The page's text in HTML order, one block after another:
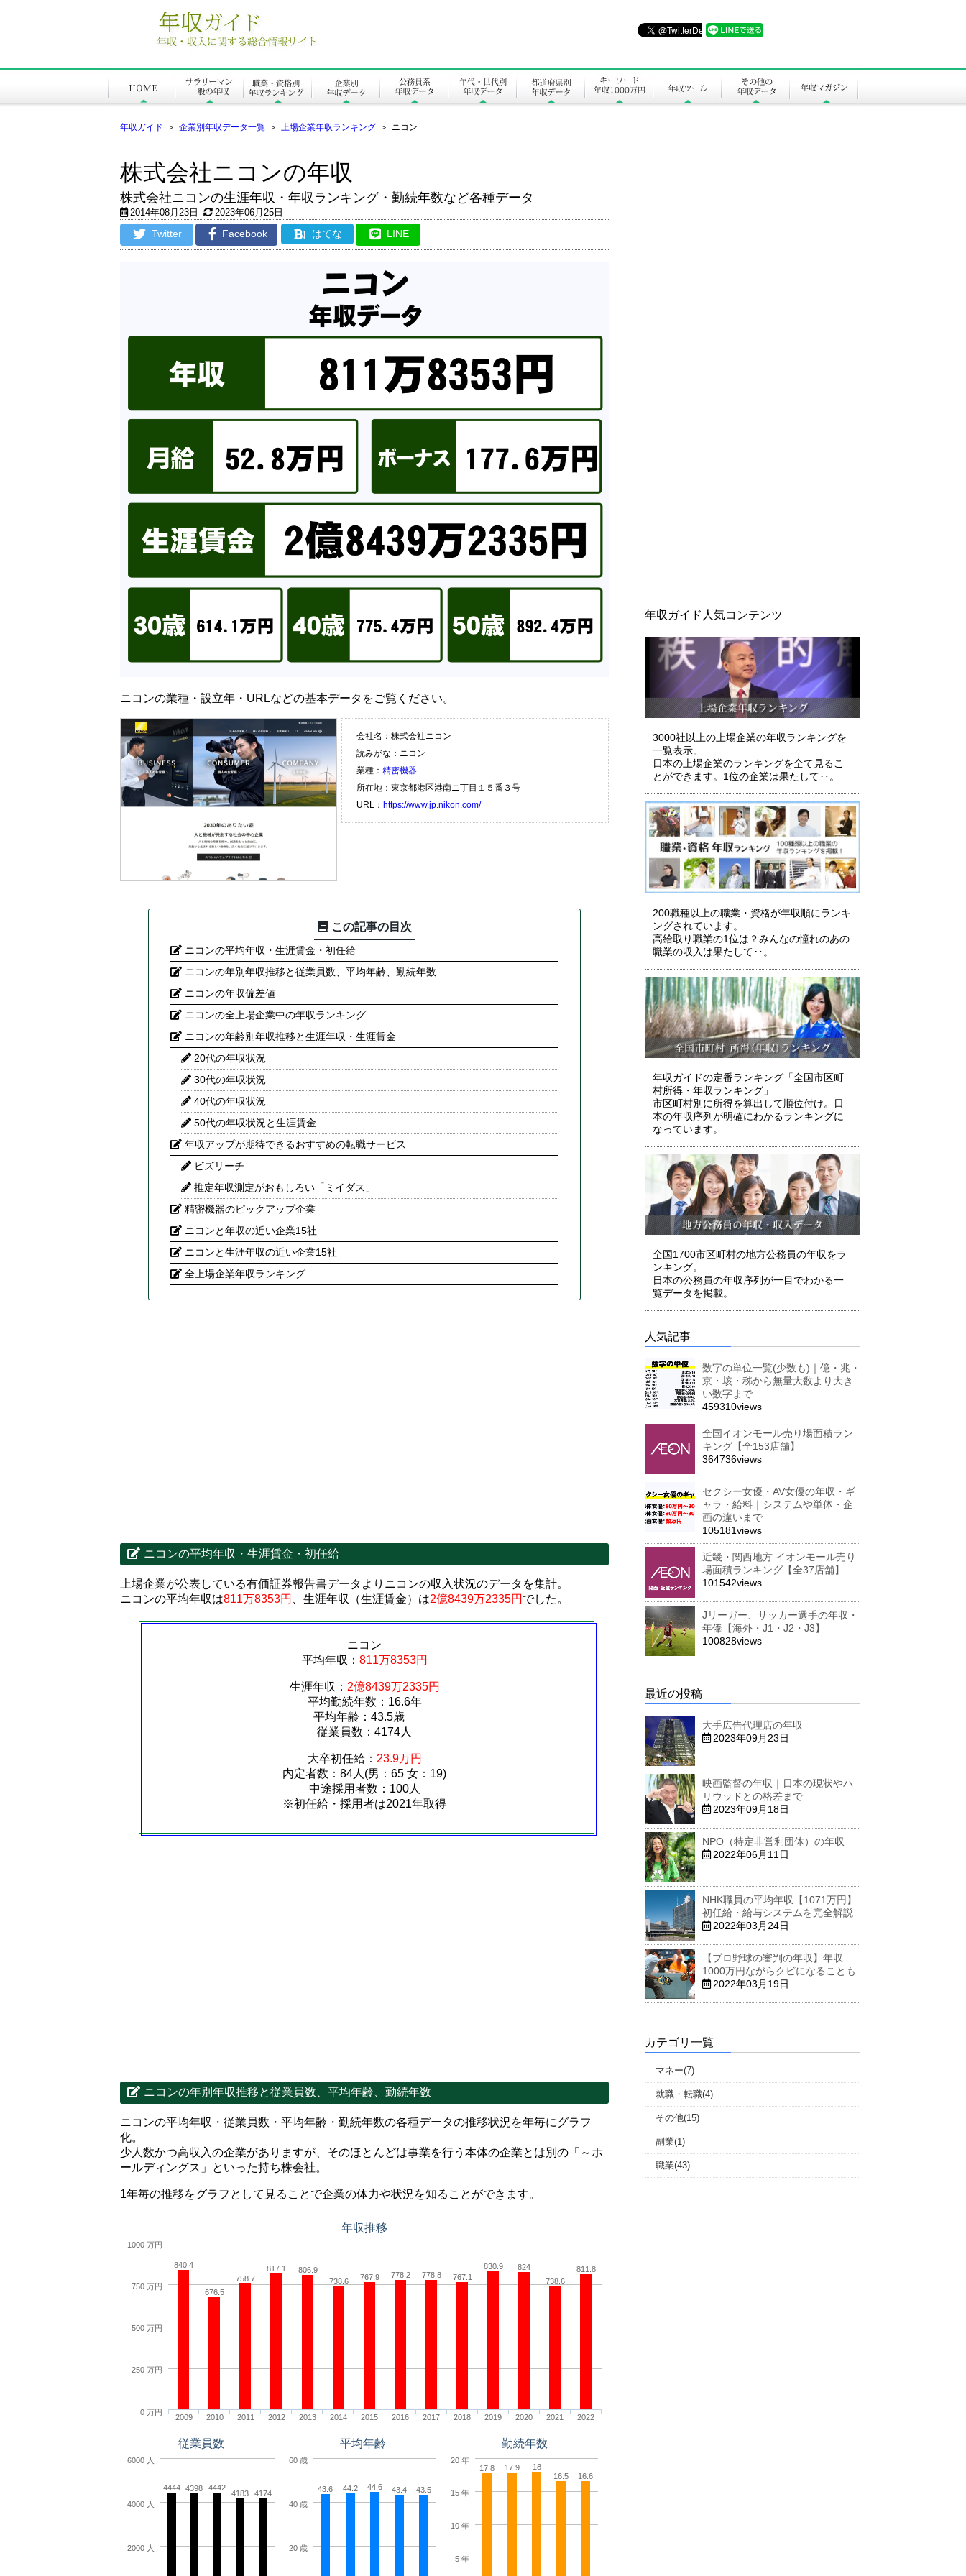
年収ガイド ＞ 企業別年収データ一覧 ＞ 上場企業年収ランキング ＞ ニコン
株式会社ニコンの年収
株式会社ニコンの生涯年収・年収ランキング・勤続年数など各種データ
2014年08月23日 2023年06月25日
Twitter Facebook ! はてな LINE
ニコンの業種・設立年・URLなどの基本データをご覧ください。
会社名：株式会社ニコン
読みがな：ニコン
業種： 精密機器
所在地：東京都港区港南ニ丁目１５番３号
URL： https://www.jp.nikon.com/
この記事の目次
ニコンの平均年収・生涯賃金・初任給
ニコンの年別年収推移と従業員数、平均年齢、勤続年数
ニコンの年収偏差値
ニコンの全上場企業中の年収ランキング
ニコンの年齢別年収推移と生涯年収・生涯賃金
20代の年収状況
30代の年収状況
40代の年収状況
50代の年収状況と生涯賃金
年収アップが期待できるおすすめの転職サービス
ビズリーチ
推定年収測定がおもしろい「ミイダス」
精密機器のピックアップ企業
ニコンと年収の近い企業15社
ニコンと生涯年収の近い企業15社
全上場企業年収ランキング
ニコンの平均年収・生涯賃金・初任給
上場企業が公表している有価証券報告書データよりニコンの収入状況のデータを集計。
ニコンの平均年収は811万8353円 、生涯年収（生涯賃金）は2億8439万2335円 でした。
ニコン
平均年収： 811万8353円
生涯年収： 2億8439万2335円
平均勤続年数：16.6年
平均年齢：43.5歳
従業員数：4174人
大卒初任給： 23.9万円
内定者数：84人(男：65 女：19)
中途採用者数：100人
※初任給・採用者は2021年取得
ニコンの年別年収推移と従業員数、平均年齢、勤続年数
ニコンの平均年収・従業員数・平均年齢・勤続年数の各種データの推移状況を年毎にグラフ
化。
少人数かつ高収入の企業がありますが、そのほとんどは事業を行う本体の企業とは別の「～ホ
ールディングス」といった持ち株会社。
1年毎の推移をグラフとして見ることで企業の体力や状況を知ることができます。
年収推移
840.4
676.5
758.7
817.1
806.9
738.6
767.9 778.2 778.8 767.1
830.9
824
738.6
811.8
2009 2010 2011 2012 2013 2014 2015 2016 2017 2018 2019 2020 2021 2022
0 万円
250 万円
500 万円
750 万円
1000 万円
従業員数
4444 4398 4442
4183 4174
2000 人
4000 人
6000 人
平均年齢
43.6 44.2 44.6 43.4 43.5
20 歳
40 歳
60 歳
勤続年数
17.8 17.9
18
16.5
16.6
5 年
10 年
15 年
20 年
年収ガイド人気コンテンツ
3000社以上の上場企業の年収ランキングを
一覧表示。
日本の上場企業のランキングを全て見るこ
とができます。1位の企業は果たして‥。
200職種以上の職業・資格が年収順にランキ
ングされています。
高給取り職業の1位は？みんなの憧れのあの
職業の収入は果たして‥。
年収ガイドの定番ランキング「全国市区町
村所得・年収ランキング」
市区町村別に所得を算出して順位付け。日
本の年収序列が明確にわかるランキングに
なっています。
全国1700市区町村の地方公務員の年収をラ
ンキング。
日本の公務員の年収序列が一目でわかる一
覧データを掲載。
人気記事
数字の単位一覧(少数も)｜億・兆・
京・垓・秭から無量大数より大き
い数字まで
459310views
全国イオンモール売り場面積ラン
キング【全153店舗】
364736views
セクシー女優・AV女優の年収・ギ
ャラ・給料｜システムや単体・企
画の違いまで
105181views
近畿・関西地方 イオンモール売り
場面積ランキング【全37店舗】
101542views
Jリーガー、サッカー選手の年収・
年俸【海外・J1・J2・J3】
100828views
最近の投稿
大手広告代理店の年収
2023年09月23日
映画監督の年収｜日本の現状やハ
リウッドとの格差まで
2023年09月18日
NPO（特定非営利団体）の年収
2022年06月11日
NHK職員の平均年収【1071万円】
初任給・給与システムを完全解説
2022年03月24日
【プロ野球の審判の年収】年収
1000万円ながらクビになることも
2022年03月19日
カテゴリ一覧
マネー(7)
就職・転職(4)
その他(15)
副業(1)
職業(43)